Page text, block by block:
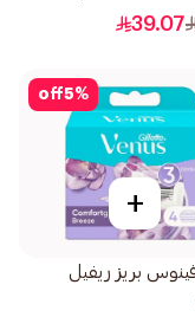
39.07
5%
off
+
بريز ريفيل